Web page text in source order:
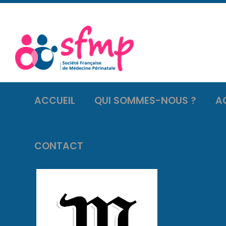
ACCUEIL QUI SOMMES-NOUS ?
CONTACT